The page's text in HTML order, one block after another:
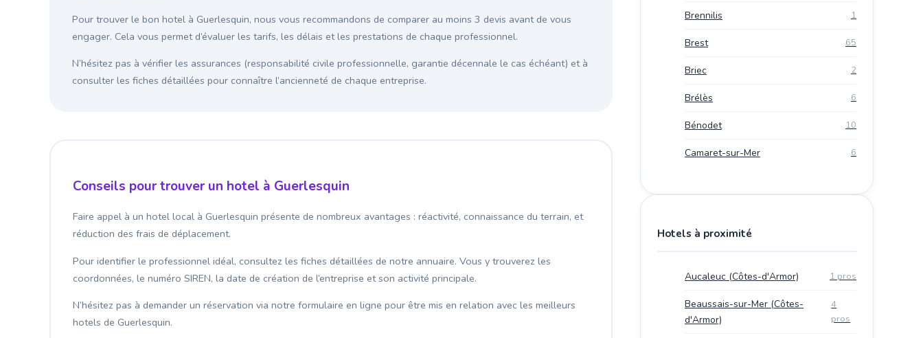
Pour trouver le bon hotel à Guerlesquin, nous vous recommandons de comparer au moins 3 devis avant de vous
engager. Cela vous permet d’évaluer les tarifs, les délais et les prestations de chaque professionnel.
N’hésitez pas à vérifier les assurances (responsabilité civile professionnelle, garantie décennale le cas échéant) et à
consulter les fiches détaillées pour connaître l’ancienneté de chaque entreprise.
Conseils pour trouver un hotel à Guerlesquin
Faire appel à un hotel local à Guerlesquin présente de nombreux avantages : réactivité, connaissance du terrain, et
réduction des frais de déplacement.
Pour identifier le professionnel idéal, consultez les fiches détaillées de notre annuaire. Vous y trouverez les
coordonnées, le numéro SIREN, la date de création de l’entreprise et son activité principale.
N’hésitez pas à demander un réservation via notre formulaire en ligne pour être mis en relation avec les meilleurs
hotels de Guerlesquin.
Brennilis 1
Brest 65
Briec 2
Brélès 6
Bénodet 10
Camaret-sur-Mer 6
Hotels à proximité
Aucaleuc (Côtes-d'Armor) 1 pros
Beaussais-sur-Mer (Côtes-
d'Armor)
4
pros